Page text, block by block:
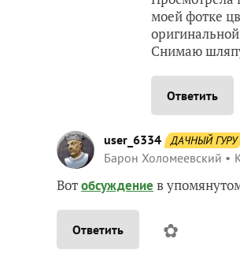
моей фотке
Снимаю
Ответить
user_6334 ДАЧНЫЙ ГУРУ
Барон Холомеевский
Вотобсуждение в
Ответить ✿